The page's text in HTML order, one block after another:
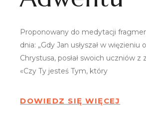
Proponowany do medytacji
dnia: „Gdy Jan usłyszał w więzieniu
Chrystusa, posłał swoich uczniów z
«Czy Ty jesteś Tym, który
DOWIEDZ SIĘ WIĘCEJ